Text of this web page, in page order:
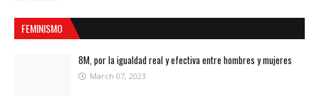
FEMINISMO
8M, por la igualdad real y efectiva entre hombres y mujeres
March 07, 2023